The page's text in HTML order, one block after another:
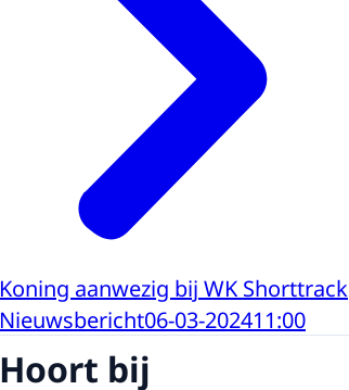
Koning aanwezig bij WK Shorttrack
Nieuwsbericht06-03-202411:00
Hoort bij